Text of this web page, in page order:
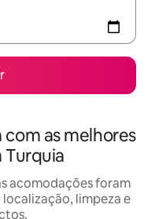
as melhores
Turquia
acomodações foram
limpeza e